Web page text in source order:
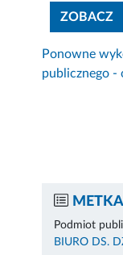
ZOBACZ
Ponowne
publicznego -
Podmiot
BIURO DS.